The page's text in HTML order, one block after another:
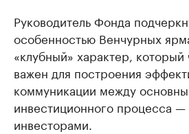
Руководитель Фонда
особенностью Венчурных
«клубный» характер,
важен для построения
коммуникации между
инвестиционного процесса
инвесторами.